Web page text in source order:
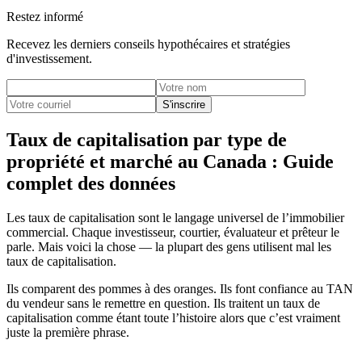
Restez informé
Recevez les derniers conseils hypothécaires et stratégies
d'investissement.
S'inscrire
Taux de capitalisation par type de
propriété et marché au Canada : Guide
complet des données
Les taux de capitalisation sont le langage universel de l’immobilier
commercial. Chaque investisseur, courtier, évaluateur et prêteur le
parle. Mais voici la chose — la plupart des gens utilisent mal les
taux de capitalisation.
Ils comparent des pommes à des oranges. Ils font confiance au TAN
du vendeur sans le remettre en question. Ils traitent un taux de
capitalisation comme étant toute l’histoire alors que c’est vraiment
juste la première phrase.